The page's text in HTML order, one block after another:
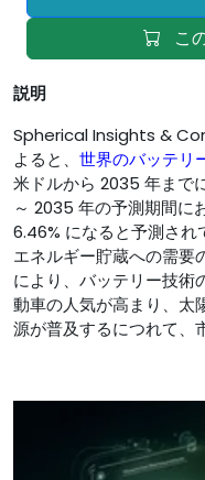
こ
説明
Spherical Insights &
よると、 世界のバッテリ
米ドルから 2035 年まで
～ 2035 年の予測期間に
6.46% になると予測さ
エネルギー貯蔵への需要
により、バッテリー技術
動車の人気が高まり、太
源が普及するにつれて、